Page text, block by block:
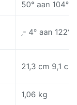
50° aan 104°F
‚- 4° aan
21,3 cm 9,1
1,06 kg